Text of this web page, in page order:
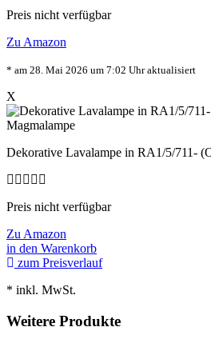
Preis nicht verfügbar
Zu Amazon
* am 28. Mai 2026 um 7:02 Uhr aktualisiert
X
Dekorative Lavalampe in RA1/5/711-
Preis nicht verfügbar
Zu Amazon
in den Warenkorb
zum Preisverlauf
* inkl. MwSt.
Weitere Produkte